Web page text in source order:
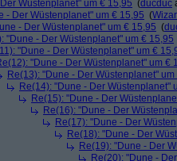
Wüstenplanet" um € 15,95 (ducduc
- Der Wüstenplanet" um € 15,95 (
- Der Wüstenplanet" um € 15,95 (
"Dune - Der Wüstenplanet" um € 15,95
"Dune - Der Wüstenplanet" um €
"Dune - Der Wüstenplanet" um €
Re(13): "Dune - Der Wüstenplanet"
Re(14): "Dune - Der Wüstenplanet"
Re(15): "Dune - Der
Re(16): "Dune - Der
Re(17): "Dune - Der
Re(18): "Dune - Der
Re(19): "Dune - Der
Re(20): "Dune -